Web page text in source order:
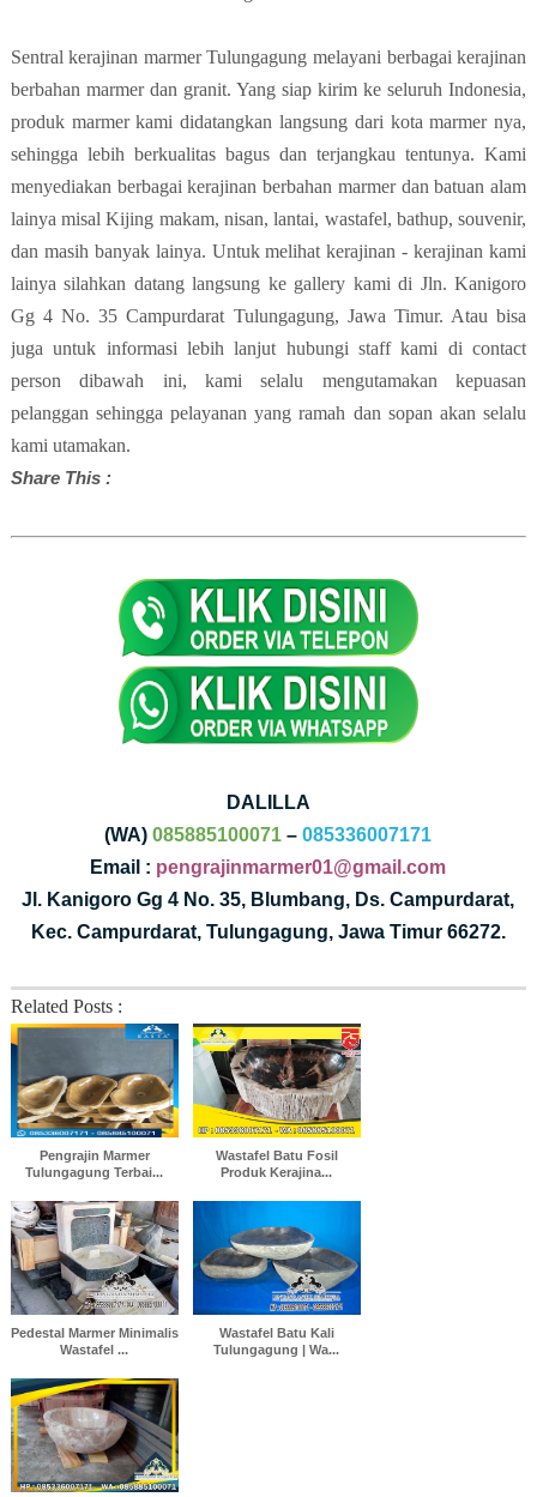
Sentral kerajinan marmer Tulungagung melayani berbagai kerajinan
berbahan marmer dan granit. Yang siap kirim ke seluruh Indonesia,
produk marmer kami didatangkan langsung dari kota marmer nya,
sehingga lebih berkualitas bagus dan terjangkau tentunya. Kami
menyediakan berbagai kerajinan berbahan marmer dan batuan alam
lainya misal Kijing makam, nisan, lantai, wastafel, bathup, souvenir,
dan masih banyak lainya. Untuk melihat kerajinan - kerajinan kami
lainya silahkan datang langsung ke gallery kami di Jln. Kanigoro
Gg 4 No. 35 Campurdarat Tulungagung, Jawa Timur. Atau bisa
juga untuk informasi lebih lanjut hubungi staff kami di contact
person dibawah ini, kami selalu mengutamakan kepuasan
pelanggan sehingga pelayanan yang ramah dan sopan akan selalu
kami utamakan.
Share This :
DALILLA
(WA)085885100071 –085336007171
Email : pengrajinmarmer01@gmail.com
Jl. Kanigoro Gg 4 No. 35, Blumbang, Ds. Campurdarat,
Kec. Campurdarat, Tulungagung, Jawa Timur 66272.
Related Posts :
Pengrajin Marmer
Tulungagung Terbai...
Wastafel Batu Fosil
Produk Kerajina...
Pedestal Marmer Minimalis
Wastafel ...
Wastafel Batu Kali
Tulungagung | Wa...